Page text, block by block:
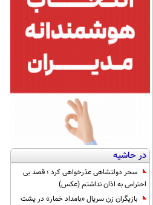
در حاشیه
سحر دولتشاهی عذرخواهی کرد ؛ قصد بی
احترامی به اذان نداشتم (عکس)
بازیگران زن سریال «بامداد خمار» در پشت